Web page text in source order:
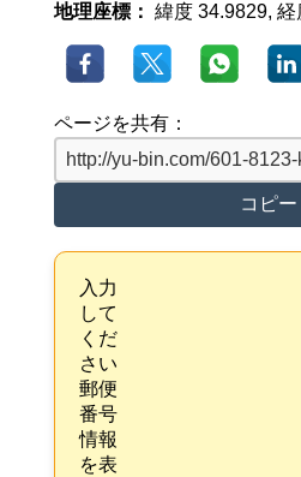
地理座標： 緯度 34.9829,
ページを共有：
コピー
入力
して
くだ
さい
郵便
番号
情報
を表